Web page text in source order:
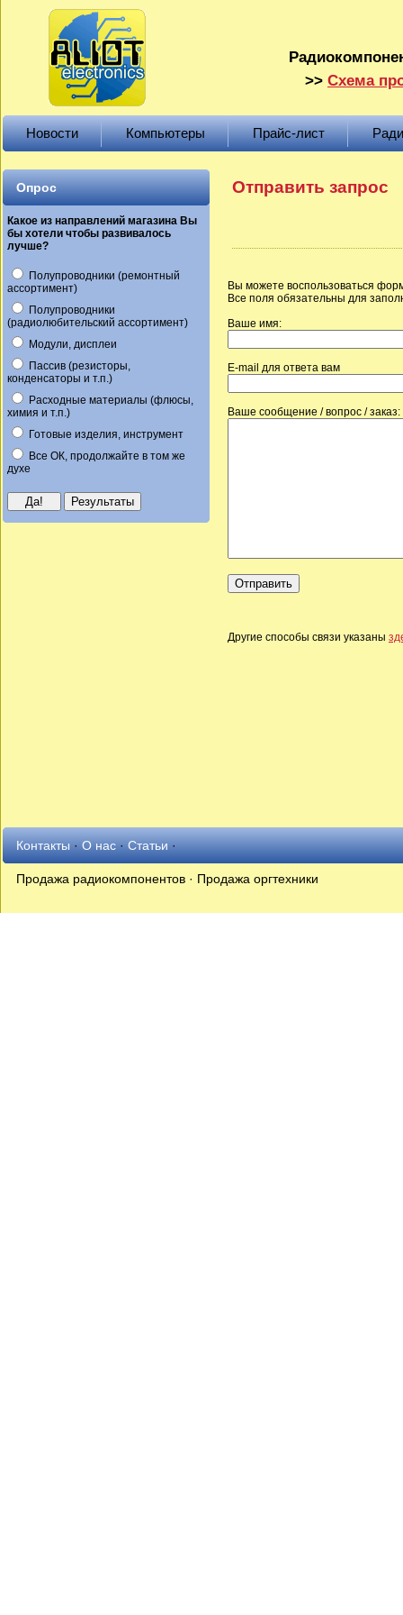
>> Схема
Новости Компьютеры Прайс-лист
Опрос
Какое из направлений магазина Вы
бы хотели чтобы развивалось
лучше?
Полупроводники (ремонтный
ассортимент)
Полупроводники
(радиолюбительский ассортимент)
Модули, дисплеи
Пассив (резисторы,
конденсаторы и т.п.)
Расходные материалы (флюсы,
химия и т.п.)
Готовые изделия, инструмент
Все ОК, продолжайте в том же
духе
Отправить запрос
Вы можете воспользоваться
Все поля обязательны для
Ваше имя:
E-mail для ответа вам
Ваше сообщение / вопрос / заказ:
Другие способы связи указаны
Контакты·О нас·Статьи·
Продажа радиокомпонентов · Продажа оргтехники